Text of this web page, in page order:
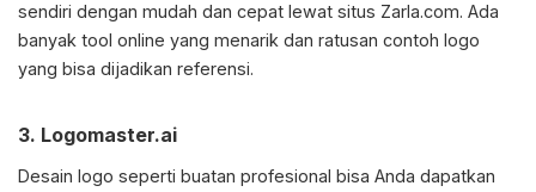
sendiri dengan mudah dan cepat lewat situs Zarla.com. Ada
banyak tool online yang menarik dan ratusan contoh logo
yang bisa dijadikan referensi.
3. Logomaster.ai
Desain logo seperti buatan profesional bisa Anda dapatkan